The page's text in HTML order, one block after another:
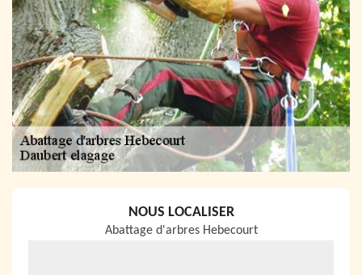
NOUS LOCALISER
Abattage d'arbres Hebecourt